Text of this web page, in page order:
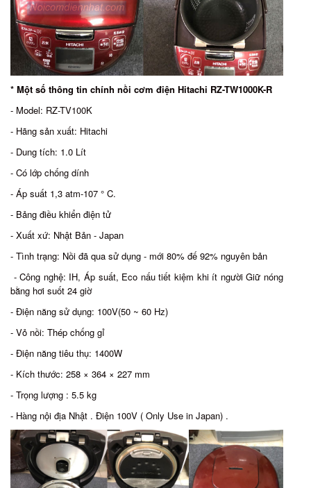
* Một số thông tin chính nồi cơm điện Hitachi RZ-TW1000K-R
- Model: RZ-TV100K
- Hãng sản xuất: Hitachi
- Dung tích: 1.0 Lít
- Có lớp chống dính
- Áp suất 1,3 atm-107 ° C.
- Bảng điều khiển điện tử
- Xuất xứ: Nhật Bản - Japan
- Tình trạng: Nồi đã qua sử dụng - mới 80% đế 92% nguyên bản
- Công nghệ: IH, Áp suất, Eco nấu tiết kiệm khi ít người Giữ nóng
bằng hơi suốt 24 giờ
- Điện năng sử dụng: 100V(50 ~ 60 Hz)
- Vỏ nồi: Thép chống gỉ
- Điện năng tiêu thụ: 1400W
- Kích thước: 258 × 364 × 227 mm
- Trọng lượng : 5.5 kg
- Hàng nội địa Nhật . Điện 100V ( Only Use in Japan) .